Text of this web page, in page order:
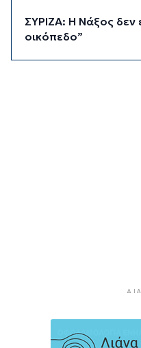
ΣΥΡΙΖΑ: Η Νάξος δεν
οικόπεδο”
Τουρισμός για
για ΑΦΜ που